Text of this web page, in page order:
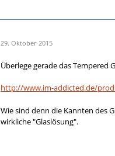
29. Oktober 2015
Überlege gerade das Tempered
http://www.im-addicted.de/
Wie sind denn die Kannten des
wirkliche "Glaslösung".